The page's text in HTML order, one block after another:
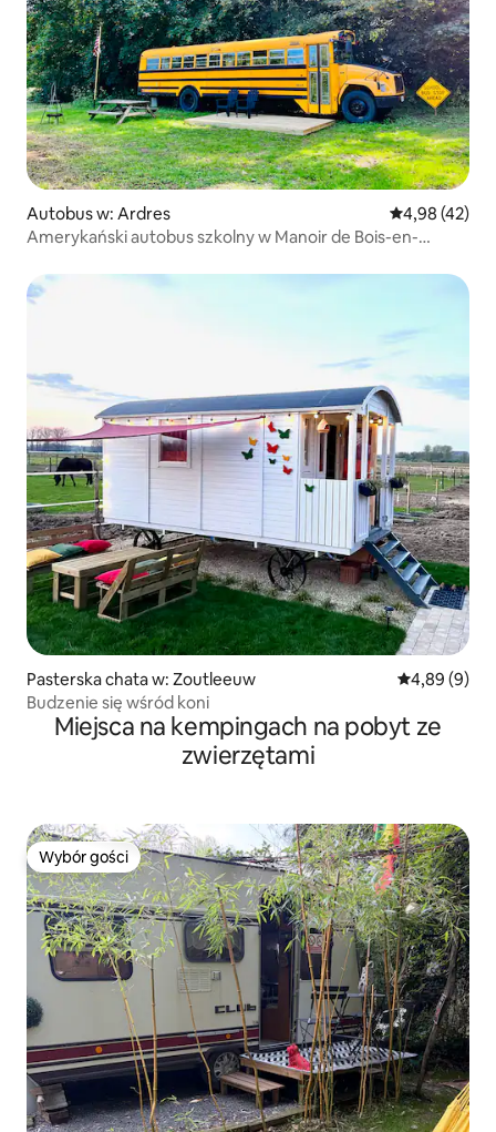
Autobus w: Ardres Średnia
4,98 (42)
Amerykański autobus szkolny w Manoir de Bois-en-
Pasterska chata w: Zoutleeuw Średnia
4,89 (9)
Budzenie się wśród koni
Miejsca na kempingach na pobyt ze
zwierzętami
Wybór gości
Wybór gości